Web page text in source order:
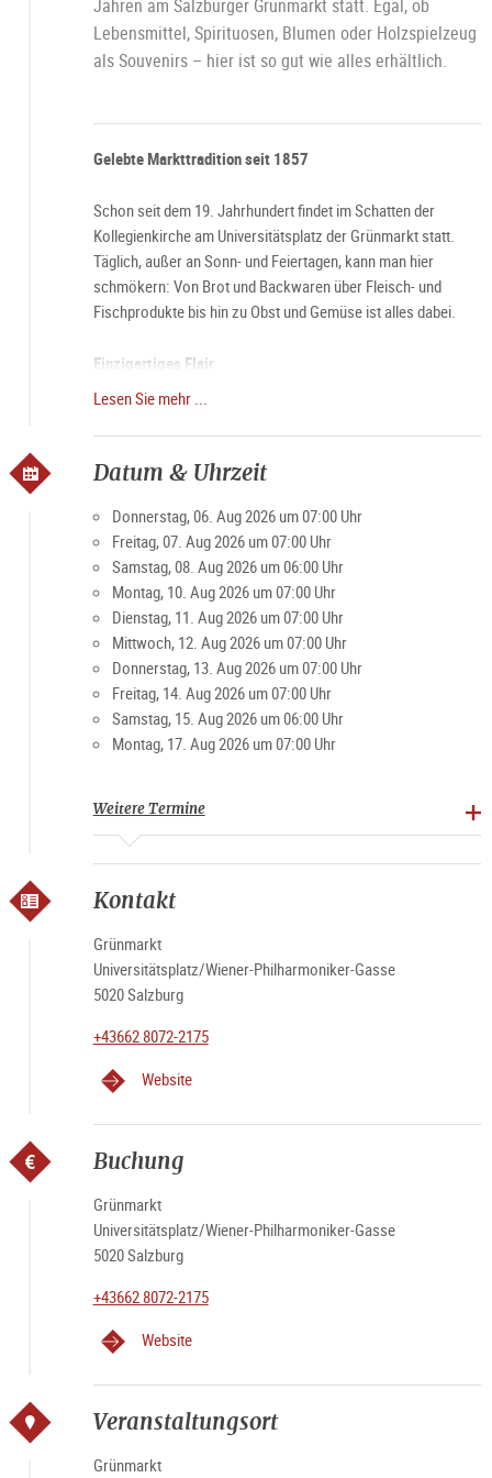
Jahren am Salzburger Grünmarkt statt. Egal, ob
Lebensmittel, Spirituosen, Blumen oder Holzspielzeug
als Souvenirs – hier ist so gut wie alles erhältlich.
Gelebte Markttradition seit 1857
Schon seit dem 19. Jahrhundert findet im Schatten der
Kollegienkirche am Universitätsplatz der Grünmarkt statt.
Täglich, außer an Sonn- und Feiertagen, kann man hier
schmökern: Von Brot und Backwaren über Fleisch- und
Fischprodukte bis hin zu Obst und Gemüse ist alles dabei.
Einzigartiges Flair
besondere Aura. Dann, wenn die Stände des Marktes schon
um 6 Uhr morgens ihre Pforten öffnen und die Stadt langsam
Besucher und Einheimische schätzen den Markt für die
gemütliche Atmosphäre. Vor allem am Wochenende ist der
Platz ein beliebter Treffpunkt für Jung und Alt.
Spezialitäten: Landwirtschaftliche Produkte, Brot, Gebäck,
Fleisch und Verarbeitungsprodukte, Obst, Gemüse,
Spirituosen
Marktzeiten
Feiertage)
Lesen Sie mehr ...
Datum & Uhrzeit
Donnerstag, 06. Aug 2026 um 07:00 Uhr
Freitag, 07. Aug 2026 um 07:00 Uhr
Samstag, 08. Aug 2026 um 06:00 Uhr
Montag, 10. Aug 2026 um 07:00 Uhr
Dienstag, 11. Aug 2026 um 07:00 Uhr
Mittwoch, 12. Aug 2026 um 07:00 Uhr
Donnerstag, 13. Aug 2026 um 07:00 Uhr
Freitag, 14. Aug 2026 um 07:00 Uhr
Samstag, 15. Aug 2026 um 06:00 Uhr
Montag, 17. Aug 2026 um 07:00 Uhr
Weitere Termine
Kontakt
Grünmarkt
Universitätsplatz/Wiener-Philharmoniker-Gasse
5020 Salzburg
+43662 8072-2175
Website
Buchung
Grünmarkt
Universitätsplatz/Wiener-Philharmoniker-Gasse
5020 Salzburg
+43662 8072-2175
Website
Veranstaltungsort
Grünmarkt